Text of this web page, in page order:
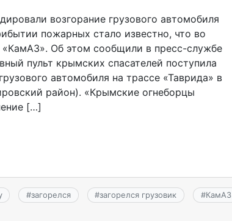
возгорание грузового автомобиля
пожарных стало известно, что во
«КамАЗ». Об этом сообщили в пресс-службе
пульт крымских спасателей поступила
автомобиля на трассе «Таврида» в
район). «Крымские огнеборцы
[…]
#загорелся #загорелся грузовик #КамАЗ